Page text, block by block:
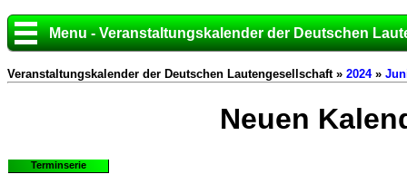
Menu - Veranstaltungskalender der Deutschen
Veranstaltungskalender der Deutschen Lautengesellschaft » 2024»
Neuen
Terminserie